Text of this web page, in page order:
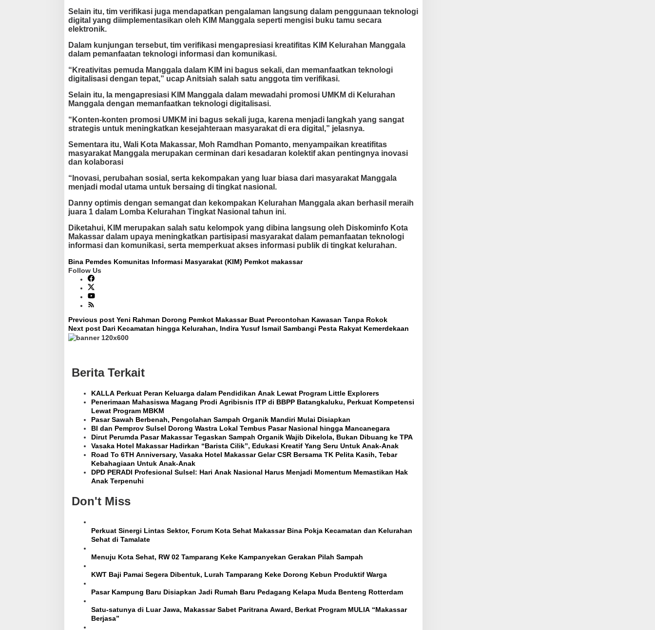
s
i
o
m
b
a
K
l
u
a
h
n
N
i
o
a
l
2
0
4
Selain itu, tim verifikasi juga mendapatkan pengalaman langsung dalam penggunaan teknologi
digital yang diimplementasikan oleh KIM Manggala seperti mengisi buku tamu secara
elektronik.
Dalam kunjungan tersebut, tim verifikasi mengapresiasi kreatifitas KIM Kelurahan Manggala
dalam pemanfaatan teknologi informasi dan komunikasi.
“Kreativitas pemuda Manggala dalam KIM ini bagus sekali, dan memanfaatkan teknologi
digitalisasi dengan tepat,” ucap Anitsiah salah satu anggota tim verifikasi.
Selain itu, Ia mengapresiasi KIM Manggala dalam mewadahi promosi UMKM di Kelurahan
Manggala dengan memanfaatkan teknologi digitalisasi.
“Konten-konten promosi UMKM ini bagus sekali juga, karena menjadi langkah yang sangat
strategis untuk meningkatkan kesejahteraan masyarakat di era digital,” jelasnya.
Sementara itu, Wali Kota Makassar, Moh Ramdhan Pomanto, menyampaikan kreatifitas
masyarakat Manggala merupakan cerminan dari kesadaran kolektif akan pentingnya inovasi
dan kolaborasi
“Inovasi, perubahan sosial, serta kekompakan yang luar biasa dari masyarakat Manggala
menjadi modal utama untuk bersaing di tingkat nasional.
Danny optimis dengan semangat dan kekompakan Kelurahan Manggala akan berhasil meraih
juara 1 dalam Lomba Kelurahan Tingkat Nasional tahun ini.
Diketahui, KIM merupakan salah satu kelompok yang dibina langsung oleh Diskominfo Kota
Makassar dalam upaya meningkatkan partisipasi masyarakat dalam pemanfaatan teknologi
informasi dan komunikasi, serta memperkuat akses informasi publik di tingkat kelurahan.
Bina Pemdes Komunitas Informasi Masyarakat (KIM) Pemkot makassar
Follow Us
P
o
n
a
Previous postYeni Rahman Dorong Pemkot Makassar Buat Percontohan Kawasan Tanpa Rokok
Next postDari Kecamatan hingga Kelurahan, Indira Yusuf Ismail Sambangi Pesta Rakyat Kemerdekaan
Berita Terkait
KALLA Perkuat Peran Keluarga dalam Pendidikan Anak Lewat Program Little Explorers
Penerimaan Mahasiswa Magang Prodi Agribisnis ITP di BBPP Batangkaluku, Perkuat Kompetensi
Lewat Program MBKM
Pasar Sawah Berbenah, Pengolahan Sampah Organik Mandiri Mulai Disiapkan
BI dan Pemprov Sulsel Dorong Wastra Lokal Tembus Pasar Nasional hingga Mancanegara
Dirut Perumda Pasar Makassar Tegaskan Sampah Organik Wajib Dikelola, Bukan Dibuang ke TPA
Vasaka Hotel Makassar Hadirkan “Barista Cilik”, Edukasi Kreatif Yang Seru Untuk Anak-Anak
Road To 6TH Anniversary, Vasaka Hotel Makassar Gelar CSR Bersama TK Pelita Kasih, Tebar
Kebahagiaan Untuk Anak-Anak
DPD PERADI Profesional Sulsel: Hari Anak Nasional Harus Menjadi Momentum Memastikan Hak
Anak Terpenuhi
Don't Miss
Perkuat Sinergi Lintas Sektor, Forum Kota Sehat Makassar Bina Pokja Kecamatan dan Kelurahan
Sehat di Tamalate
Menuju Kota Sehat, RW 02 Tamparang Keke Kampanyekan Gerakan Pilah Sampah
KWT Baji Pamai Segera Dibentuk, Lurah Tamparang Keke Dorong Kebun Produktif Warga
Pasar Kampung Baru Disiapkan Jadi Rumah Baru Pedagang Kelapa Muda Benteng Rotterdam
Satu-satunya di Luar Jawa, Makassar Sabet Paritrana Award, Berkat Program MULIA “Makassar
Berjasa”